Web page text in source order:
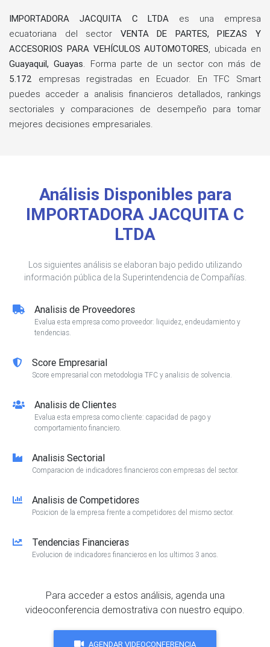
IMPORTADORA JACQUITA C LTDA es una empresa
ecuatoriana del sector VENTA DE PARTES, PIEZAS Y
ACCESORIOS PARA VEHÍCULOS AUTOMOTORES, ubicada en
Guayaquil, Guayas. Forma parte de un sector con más de
5.172 empresas registradas en Ecuador. En TFC Smart
puedes acceder a analisis financieros detallados, rankings
sectoriales y comparaciones de desempeño para tomar
mejores decisiones empresariales.
Análisis Disponibles para
IMPORTADORA JACQUITA C
LTDA
Los siguientes análisis se elaboran bajo pedido utilizando
información pública de la Superintendencia de Compañías.
Analisis de Proveedores
Evalua esta empresa como proveedor: liquidez, endeudamiento y
tendencias.
Score Empresarial
Score empresarial con metodologia TFC y analisis de solvencia.
Analisis de Clientes
Evalua esta empresa como cliente: capacidad de pago y
comportamiento financiero.
Analisis Sectorial
Comparacion de indicadores financieros con empresas del sector.
Analisis de Competidores
Posicion de la empresa frente a competidores del mismo sector.
Tendencias Financieras
Evolucion de indicadores financieros en los ultimos 3 anos.
Para acceder a estos análisis, agenda una
videoconferencia demostrativa con nuestro equipo.
AGENDAR VIDEOCONFERENCIA